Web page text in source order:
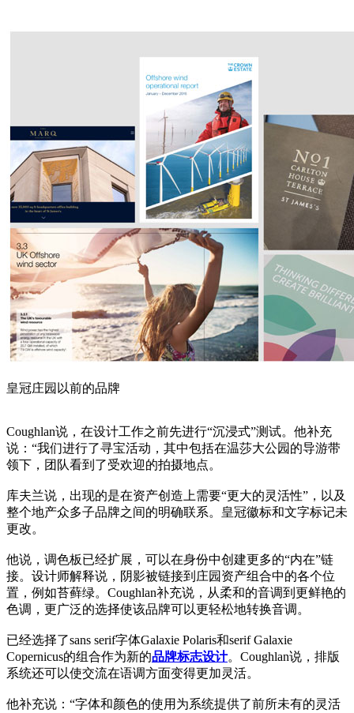
皇冠庄园以前的品牌
Coughlan说，在设计工作之前先进行“沉浸式”测试。他补充
说：“我们进行了寻宝活动，其中包括在温莎大公园的导游带
领下，团队看到了受欢迎的拍摄地点。
库夫兰说，出现的是在资产创造上需要“更大的灵活性”，以及
整个地产众多子品牌之间的明确联系。皇冠徽标和文字标记未
更改。
他说，调色板已经扩展，可以在身份中创建更多的“内在”链
接。设计师解释说，阴影被链接到庄园资产组合中的各个位
置，例如苔藓绿。Coughlan补充说，从柔和的音调到更鲜艳的
色调，更广泛的选择使该品牌可以更轻松地转换音调。
已经选择了sans serif字体Galaxie Polaris和serif Galaxie
Copernicus的组合作为新的品牌标志设计。Coughlan说，排版
系统还可以使交流在语调方面变得更加灵活。
他补充说：“字体和颜色的使用为系统提供了前所未有的灵活